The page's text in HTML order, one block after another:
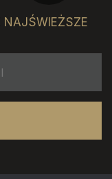
NAJŚWIEŻSZE